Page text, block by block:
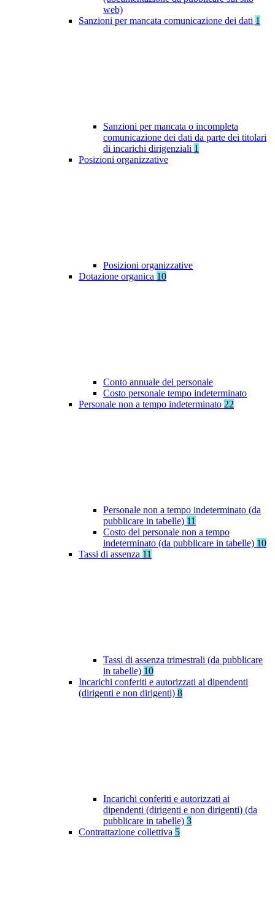
web)
Sanzioni per mancata comunicazione dei dati 1
Sanzioni per mancata o incompleta
comunicazione dei dati da parte dei titolari
di incarichi dirigenziali 1
Posizioni organizzative
Posizioni organizzative
Dotazione organica 10
Conto annuale del personale
Costo personale tempo indeterminato
Personale non a tempo indeterminato 22
Personale non a tempo indeterminato (da
pubblicare in tabelle) 11
Costo del personale non a tempo
indeterminato (da pubblicare in tabelle) 10
Tassi di assenza 11
Tassi di assenza trimestrali (da pubblicare
in tabelle) 10
Incarichi conferiti e autorizzati ai dipendenti
(dirigenti e non dirigenti) 8
Incarichi conferiti e autorizzati ai
dipendenti (dirigenti e non dirigenti) (da
pubblicare in tabelle) 3
Contrattazione collettiva 5